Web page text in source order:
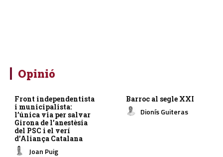
Opinió
Front independentista
i municipalista:
l’única via per salvar
Girona de l’anestèsia
del PSC i el verí
d’Aliança Catalana
Joan Puig
Barroc al segle XXI
Dionís Guiteras